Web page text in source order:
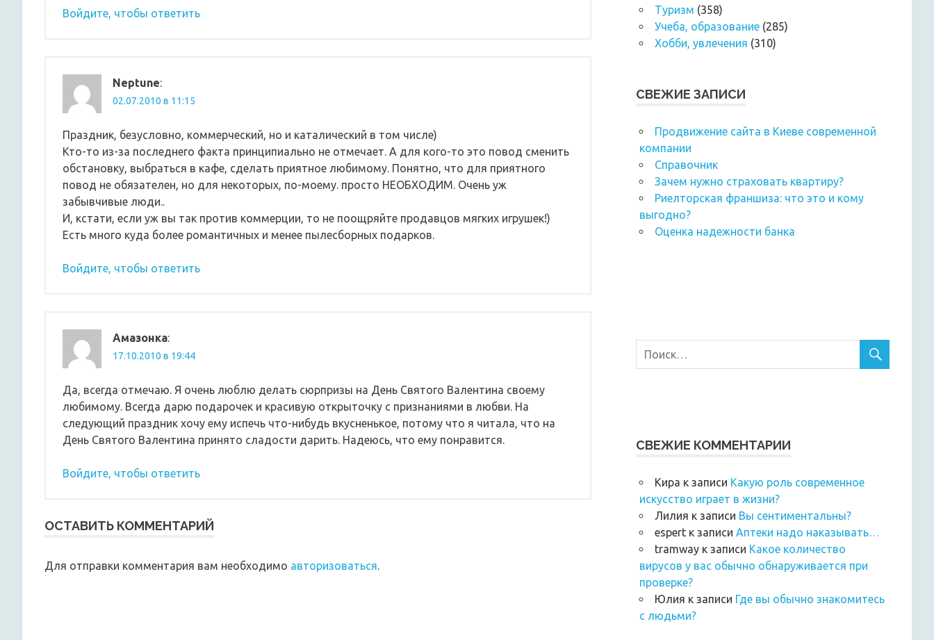
Войдите, чтобы ответить
Neptune:
02.07.2010 в 11:15
Праздник, безусловно, коммерческий, но и каталический в том числе)
Кто-то из-за последнего факта принципиально не отмечает. А для кого-то это повод сменить
обстановку, выбраться в кафе, сделать приятное любимому. Понятно, что для приятного
повод не обязателен, но для некоторых, по-моему. просто НЕОБХОДИМ. Очень уж
забывчивые люди..
И, кстати, если уж вы так против коммерции, то не поощряйте продавцов мягких игрушек!)
Есть много куда более романтичных и менее пылесборных подарков.
Войдите, чтобы ответить
Амазонка:
17.10.2010 в 19:44
Да, всегда отмечаю. Я очень люблю делать сюрпризы на День Святого Валентина своему
любимому. Всегда дарю подарочек и красивую открыточку с признаниями в любви. На
следующий праздник хочу ему испечь что-нибудь вкусненькое, потому что я читала, что на
День Святого Валентина принято сладости дарить. Надеюсь, что ему понравится.
Войдите, чтобы ответить
ОСТАВИТЬ КОММЕНТАРИЙ
Для отправки комментария вам необходимо авторизоваться.
Туризм (358)
Учеба, образование (285)
Хобби, увлечения (310)
СВЕЖИЕ ЗАПИСИ
Продвижение сайта в Киеве современной
компании
Справочник
Зачем нужно страховать квартиру?
Риелторская франшиза: что это и кому
выгодно?
Оценка надежности банка
СВЕЖИЕ КОММЕНТАРИИ
Кира к записи Какую роль современное
искусство играет в жизни?
Лилия к записи Вы сентиментальны?
espert к записи Аптеки надо наказывать…
tramway к записи Какое количество
вирусов у вас обычно обнаруживается при
проверке?
Юлия к записи Где вы обычно знакомитесь
с людьми?